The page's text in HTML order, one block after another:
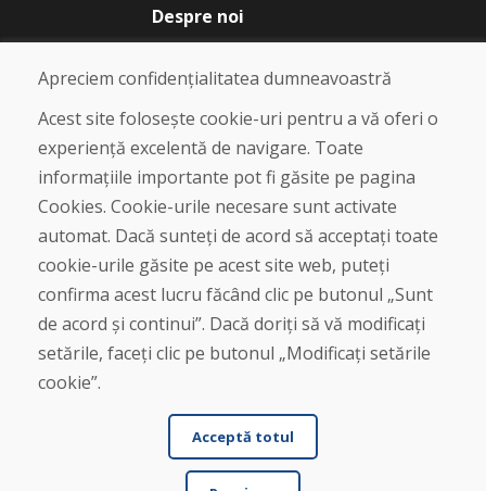
Despre noi
Blog
Despre noi
Magazin
Contact
Cumpărare
Magazin online
Livrare și plată
Plângere
Retur și schimb de mărfuri
Protecția datelor cu caracter personal
Cookies
Apreciem confidențialitatea dumneavoastră
Acest site folosește cookie-uri pentru a vă oferi o
experiență excelentă de navigare. Toate
informațiile importante pot fi găsite pe pagina
Cookies. Cookie-urile necesare sunt activate
automat. Dacă sunteți de acord să acceptați toate
cookie-urile găsite pe acest site web, puteți
confirma acest lucru făcând clic pe butonul „Sunt
de acord și continui”. Dacă doriți să vă modificați
setările, faceți clic pe butonul „Modificați setările
cookie”.
Acceptă totul